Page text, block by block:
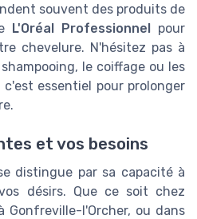
souvent des produits de
L'Oréal Professionnelpour
chevelure. N'hésitez pas à
le coiffage ou les
essentiel pour prolonger
et vos besoins
distingue par sa capacité à
désirs. Que ce soit chez
Gonfreville-l'Orcher, ou dans